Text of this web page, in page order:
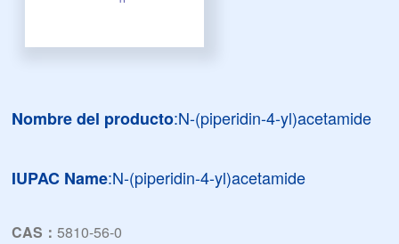
Nombre del producto:N-(piperidin-4-yl)acetamide
IUPAC Name:N-(piperidin-4-yl)acetamide
CAS：5810-56-0